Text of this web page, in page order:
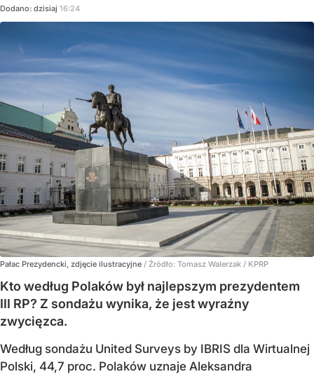
Dodano: dzisiaj 16:24
Pałac Prezydencki, zdjęcie ilustracyjne / Źródło: Tomasz Walerzak / KPRP
Kto według Polaków był najlepszym prezydentem
III RP? Z sondażu wynika, że jest wyraźny
zwycięzca.
Według sondażu United Surveys by IBRIS dla Wirtualnej
Polski, 44,7 proc. Polaków uznaje Aleksandra